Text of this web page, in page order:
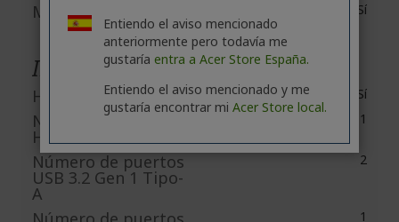
Micrófono Sí
Interfaces/puertos
HDMI Sí
Número de puertos
HDMI
1
Número de puertos
USB 3.2 Gen 1 Tipo-
A
2
1
Entiendo el aviso mencionado
anteriormente pero todavía me
gustaría entra a Acer Store España.
Entiendo el aviso mencionado y me
gustaría encontrar mi Acer Store local.